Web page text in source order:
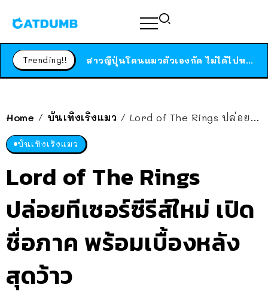
Trending!! สาวญี่ปุ่นโดนแมวตัวเองกัด ไม่ได้ไปหาหมอตั้งแต่เนิ่นๆ สุดท้ายขาบวม กลายเป็นโรคเนื้อเน่า เตือนทาสแมวทั้งหลายให้ระวัง
Home / บันเทิงเริงแมว / Lord of The Rings ปล่อยทีเซอร์ซีรีส์ใหม่ เปิดชื่อภาค พร้อมเบื้องหลังสุดว้าว
บันเทิงเริงแมว
Lord of The Rings
ปล่อยทีเซอร์ซีรีส์ใหม่ เปิด
ชื่อภาค พร้อมเบื้องหลัง
สุดว้าว